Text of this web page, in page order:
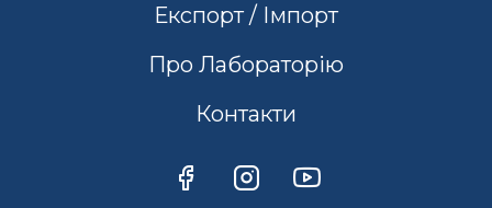
Експорт / Імпорт
Про Лабораторію
Контакти